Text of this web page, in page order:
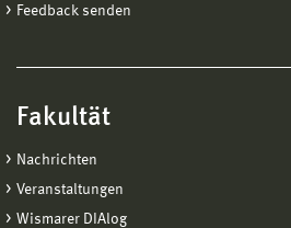
Feedback senden
Fakultät
Nachrichten
Veranstaltungen
Wismarer DIAlog